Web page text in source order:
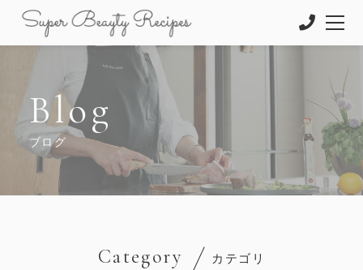
Blog
ブログ
Category カテゴリ